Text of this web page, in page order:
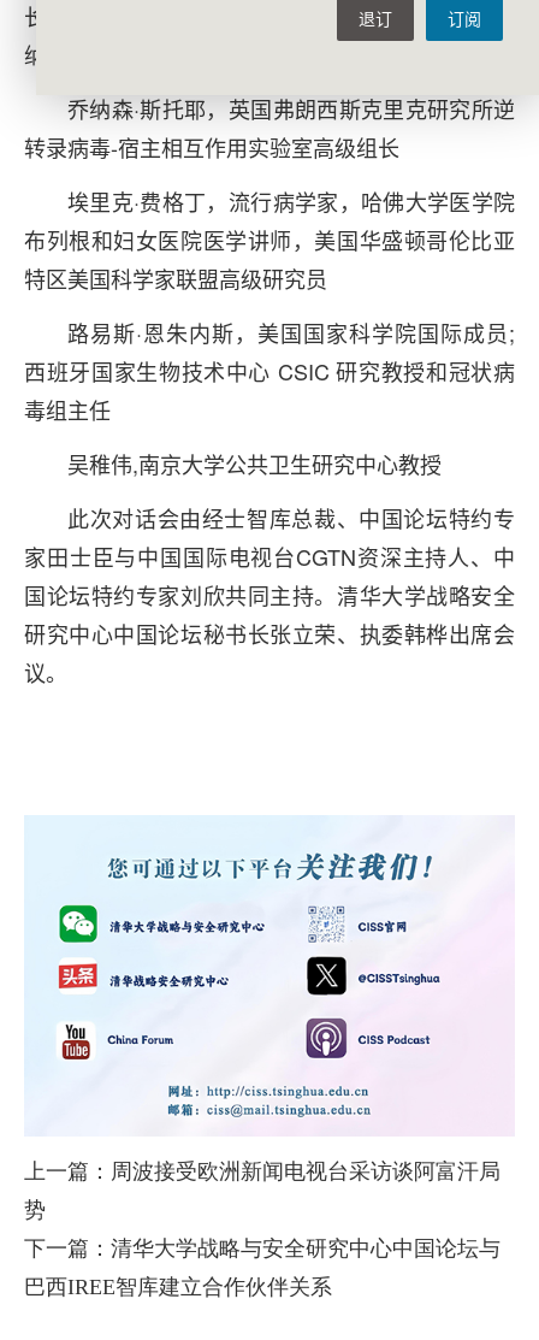
长；英国剑桥fluxutech有限公司；英国剑桥麦克·唐
纳考古研究所、考古遗传学组前研究员
乔纳森·斯托耶，英国弗朗西斯克里克研究所逆
转录病毒-宿主相互作用实验室高级组长
埃里克·费格丁，流行病学家，哈佛大学医学院
布列根和妇女医院医学讲师，美国华盛顿哥伦比亚
特区美国科学家联盟高级研究员
路易斯·恩朱内斯，美国国家科学院国际成员;
西班牙国家生物技术中心 CSIC 研究教授和冠状病
毒组主任
吴稚伟,南京大学公共卫生研究中心教授
此次对话会由经士智库总裁、中国论坛特约专
家田士臣与中国国际电视台CGTN资深主持人、中
国论坛特约专家刘欣共同主持。清华大学战略安全
研究中心中国论坛秘书长张立荣、执委韩桦出席会
议。
上一篇：周波接受欧洲新闻电视台采访谈阿富汗局
势
下一篇：清华大学战略与安全研究中心中国论坛与
巴西IREE智库建立合作伙伴关系
订阅
退订